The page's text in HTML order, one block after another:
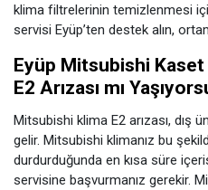
klima filtrelerinin temizlenmesi
servisi Eyüp’ten destek alın,
Eyüp Mitsubishi
E2 Arızası mı
Mitsubishi klima E2 arızası, dış
gelir. Mitsubishi klimanız bu
durdurduğunda en kısa süre
servisine başvurmanız gerekir.